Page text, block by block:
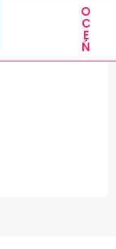
O
C
E
Ń